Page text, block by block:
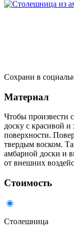
Сохрани в
Материал
Чтобы произвести
доску с красивой
поверхности.
твердым воском.
амбарной доски и
от внешних
Стоимость
Столешница